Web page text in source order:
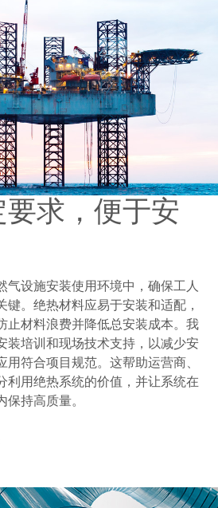
求，便于安
气设施安装使用环境中，确保工人
键。绝热材料应易于安装和适配，
止材料浪费并降低总安装成本。我
装培训和现场技术支持，以减少安
符合项目规范。这帮助运营商、
利用绝热系统的价值，并让系统在
持高质量。